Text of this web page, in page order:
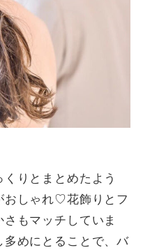
りとまとめたよう
おしゃれ♡花飾りとフ
もマッチしていま
めにとることで、バ